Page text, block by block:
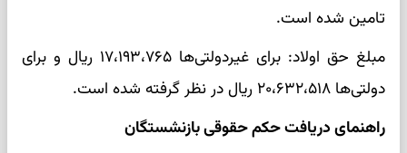
تامین شده است.
مبلغ حق اولاد: برای غیردولتی‌ها ۱۷،۱۹۳،۷۶۵ ریال و برای
دولتی‌ها ۲۰،۶۳۲،۵۱۸ ریال در نظر گرفته شده است.
راهنمای دریافت حکم حقوقی بازنشستگان